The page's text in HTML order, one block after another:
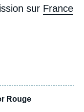
sur France
Rouge